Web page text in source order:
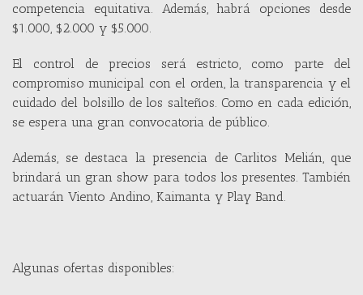
competencia equitativa. Además, habrá opciones desde
$1.000, $2.000 y $5.000.
El control de precios será estricto, como parte del
compromiso municipal con el orden, la transparencia y el
cuidado del bolsillo de los salteños. Como en cada edición,
se espera una gran convocatoria de público.
Además, se destaca la presencia de Carlitos Melián, que
brindará un gran show para todos los presentes. También
actuarán Viento Andino, Kaimanta y Play Band.
Algunas ofertas disponibles: